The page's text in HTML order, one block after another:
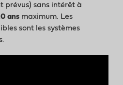
prévus) sans intérêt à
ans maximum. Les
sont les systèmes